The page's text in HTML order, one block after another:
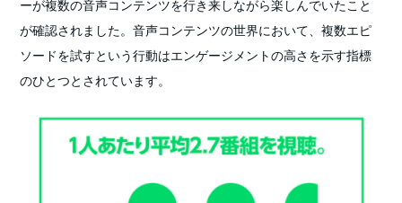
ーが複数の音声コンテンツを行き来しながら楽しんでいたこと
が確認されました。音声コンテンツの世界において、複数エピ
ソードを試すという行動はエンゲージメントの高さを示す指標
のひとつとされています。